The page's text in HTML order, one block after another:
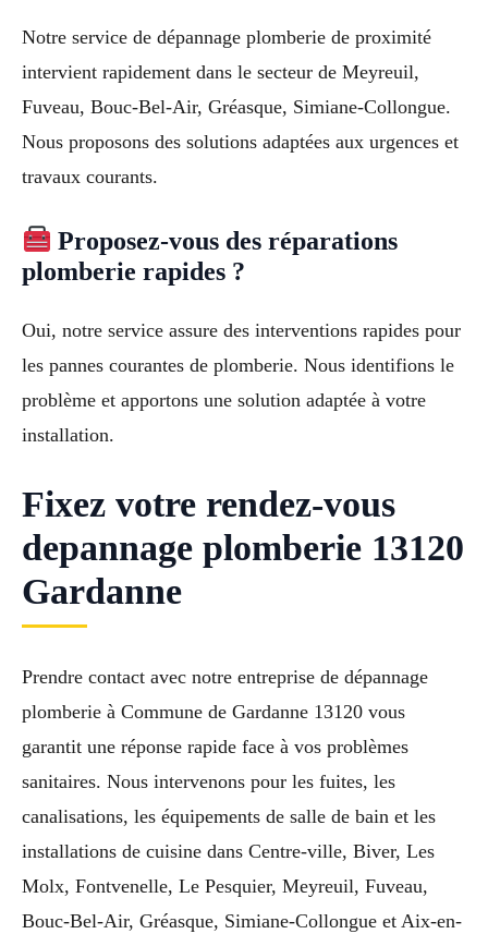
Notre service de dépannage plomberie de proximité
intervient rapidement dans le secteur de Meyreuil,
Fuveau, Bouc-Bel-Air, Gréasque, Simiane-Collongue.
Nous proposons des solutions adaptées aux urgences et
travaux courants.
Proposez-vous des réparations
plomberie rapides ?
Oui, notre service assure des interventions rapides pour
les pannes courantes de plomberie. Nous identifions le
problème et apportons une solution adaptée à votre
installation.
Fixez votre rendez-vous
depannage plomberie 13120
Gardanne
Prendre contact avec notre entreprise de dépannage
plomberie à Commune de Gardanne 13120 vous
garantit une réponse rapide face à vos problèmes
sanitaires. Nous intervenons pour les fuites, les
canalisations, les équipements de salle de bain et les
installations de cuisine dans Centre-ville, Biver, Les
Molx, Fontvenelle, Le Pesquier, Meyreuil, Fuveau,
Bouc-Bel-Air, Gréasque, Simiane-Collongue et Aix-en-